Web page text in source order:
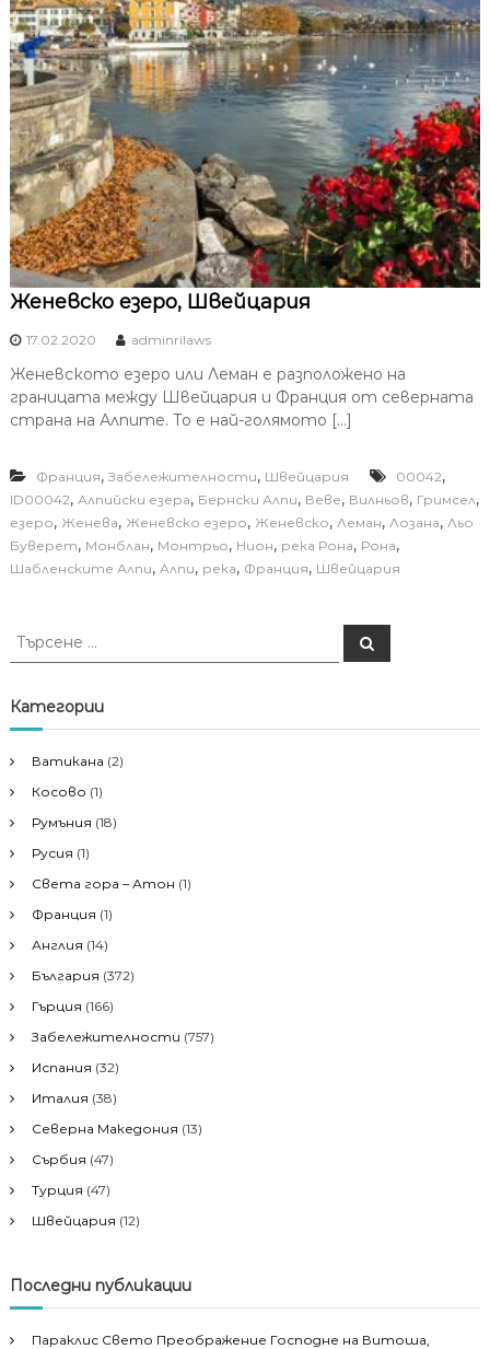
Женевско езеро, Швейцария
17.02.2020 adminrilaws
Женевското езеро или Леман е разположено на
границата между Швейцария и Франция от северната
страна на Алпите. То е най-голямото […]
Франция, Забележителности, Швейцария 00042,
ID00042, Алпийски езера, Бернски Алпи, Веве, Вилньов, Гримсел,
езеро, Женева, Женевско езеро, Женевско, Леман, Лозана, Льо
Буверет, Монблан, Монтрьо, Нион, река Рона, Рона,
Шабленските Алпи, Алпи, река, Франция, Швейцария
Т
с
е
е
з
а
Т
ъ
е
Категории
Ватикана (2)
Косово (1)
Румъния (18)
Русия (1)
Света гора – Атон (1)
Франция (1)
Англия (14)
България (372)
Гърция (166)
Забележителности (757)
Испания (32)
Италия (38)
Северна Македония (13)
Сърбия (47)
Турция (47)
Швейцария (12)
Последни публикации
Параклис Свето Преображение Господне на Витоша,